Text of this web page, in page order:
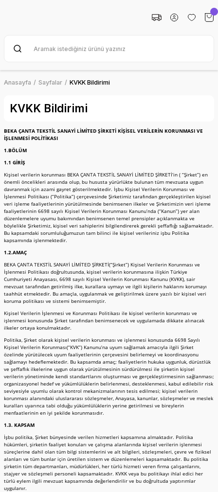
Anasayfa Sayfalar KVKK Bildirimi
KVKK Bildirimi
BEKA ÇANTA TEKSTİL SANAYİ LİMİTED ŞİRKETİ KİŞİSEL VERİLERİN KORUNMASI VE
İŞLENMESİ POLİTİKASI
1.BÖLÜM
1.1 GİRİŞ
Kişisel verilerin korunması BEKA ÇANTA TEKSTİL SANAYİ LİMİTED ŞİRKETİ‘in ( “Şirket”) en
önemli öncelikleri arasında olup, bu hususta yürürlükte bulunan tüm mevzuata uygun
davranmak için azami gayret gösterilmektedir. İşbu Kişisel Verilerin Korunması ve
İşlenmesi Politikası (“Politika”) çerçevesinde Şirketimiz tarafından gerçekleştirilen kişisel
veri işleme faaliyetlerinin yürütülmesinde benimsenen ilkeler ve Şirketimizin veri işleme
faaliyetlerinin 6698 sayılı Kişisel Verilerin Korunması Kanunu’nda (“Kanun”) yer alan
düzenlemelere uyumu bakımından benimsenen temel prensipler açıklanmakta ve
böylelikle Şirketimiz, kişisel veri sahiplerini bilgilendirerek gerekli şeffaflığı sağlamaktadır.
Bu kapsamdaki sorumluluğumuzun tam bilinci ile kişisel verileriniz işbu Politika
kapsamında işlenmektedir.
1.2.AMAÇ
BEKA ÇANTA TEKSTİL SANAYİ LİMİTED ŞİRKETİ(“Şirket”) Kişisel Verilerin Korunması ve
İşlenmesi Politikası doğrultusunda, kişisel verilerin korunmasına ilişkin Türkiye
Cumhuriyeti Anayasası, 6698 sayılı Kişisel Verilerin Korunması Kanunu (KVKK), sair
mevzuat tarafından getirilmiş ilke, kurallara uymayı ve ilgili kişilerin haklarını korumayı
taahhüt etmektedir. Bu amaçla, uygulanmak ve geliştirilmek üzere yazılı bir kişisel veri
koruma politikası ve sistemi benimsemiştir.
Kişisel Verilerin İşlenmesi ve Korunması Politikası ile kişisel verilerin korunması ve
işlenmesi konusunda Şirket tarafından benimsenecek ve uygulamada dikkate alınacak
ilkeler ortaya konulmaktadır.
Politika, Şirket olarak kişisel verilerin korunması ve işlenmesi konusunda 6698 Sayılı
Kişisel Verilerin Korunması(“KVK”) Kanunu’na uyum sağlamak amacıyla ilgili Şirket
özelinde yürütülecek uyum faaliyetlerinin çerçevesini belirlemeyi ve koordinasyonu
sağlamayı hedeflemektedir. Bu kapsamda amaç; faaliyetlerin hukuka uygunluk, dürüstlük
ve şeffaflık ilkelerine uygun olarak yürütülmesinin sürdürülmesi ile şirketin kişisel
verilerin yönetiminde kendi standartlarını oluşturması ve gerçekleştirmesinin sağlanması;
organizasyonel hedef ve yükümlülüklerin belirlenmesi, desteklenmesi, kabul edilebilir risk
seviyesiyle uyumlu olarak kontrol mekanizmalarının tesis edilmesi; kişisel verilerin
korunması alanındaki uluslararası sözleşmeler, Anayasa, kanunlar, sözleşmeler ve meslek
kuralları uyarınca tabi olduğu yükümlülüklerin yerine getirilmesi ve bireylerin
menfaatlerinin en iyi şekilde korunmasıdır.
1.3. KAPSAM
İşbu politika, Şirket bünyesinde verilen hizmetleri kapsamına almaktadır. Politika
hükümleri, şirketin faaliyet konuları ve çalışma alanlarında kişisel verilerin işlenmesi
süreçlerine dahil olan tüm bilgi sistemlerini ve alt bilgileri, sözleşmeleri, çevre ve fiziksel
alanları ve tüm bunlar için üretilen sistem ve düzenlemeleri kapsamaktadır. Bu politika
şirketin tüm departmanları, müdürlükleri, her türlü hizmeti veren firma çalışanlarını,
stajyer ve sözleşmeli personeli kapsamaktadır. KVKK veya bu politikayı ihlal edici her
türlü eylem ilgili mevzuat kapsamında değerlendirilir ve bu doğrultuda yaptırımlar
uygulanır.